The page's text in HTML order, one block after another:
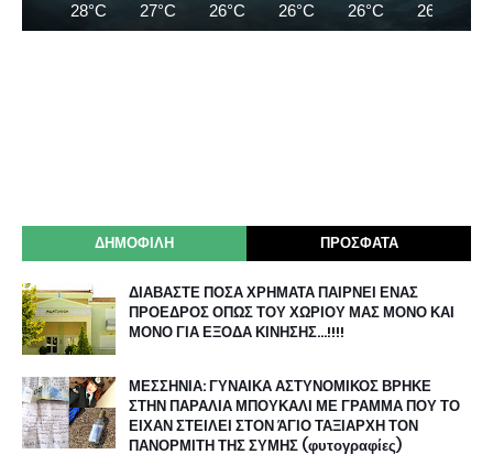
28°C 27°C 26°C 26°C 26°C 26°C
ΔΗΜΟΦΙΛΗ ΠΡΟΣΦΑΤΑ
ΔΙΑΒΑΣΤΕ ΠΟΣΑ ΧΡΗΜΑΤΑ ΠΑΙΡΝΕΙ ΕΝΑΣ
ΠΡΟΕΔΡΟΣ ΟΠΩΣ ΤΟΥ ΧΩΡΙΟΥ ΜΑΣ ΜΟΝΟ ΚΑΙ
ΜΟΝΟ ΓΙΑ ΕΞΟΔΑ ΚΙΝΗΣΗΣ…!!!!
ΜΕΣΣΗΝΙΑ: ΓΥΝΑΙΚΑ ΑΣΤΥΝΟΜΙΚΟΣ ΒΡΗΚΕ
ΣΤΗΝ ΠΑΡΑΛΙΑ ΜΠΟΥΚΑΛΙ ΜΕ ΓΡΑΜΜΑ ΠΟΥ ΤΟ
ΕΙΧΑΝ ΣΤΕΙΛΕΙ ΣΤΟΝ ΆΓΙΟ ΤΑΞΙΑΡΧΗ ΤΟΝ
ΠΑΝΟΡΜΙΤΗ ΤΗΣ ΣΥΜΗΣ (φυτογραφίες)